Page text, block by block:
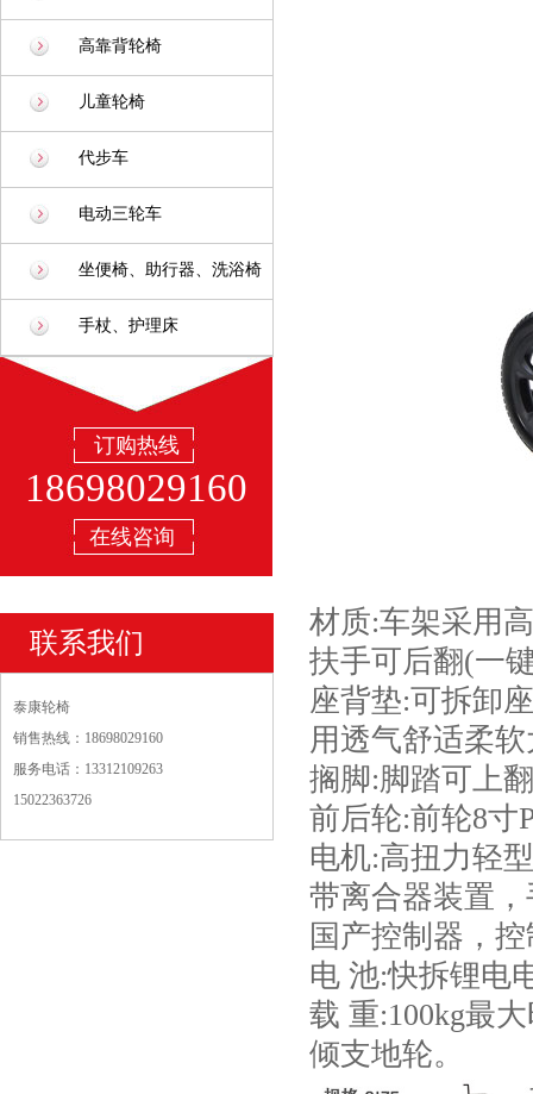
高靠背轮椅
儿童轮椅
代步车
电动三轮车
坐便椅、助行器、洗浴椅
手杖、护理床
订购热线
18698029160
在线咨询
联系我们
泰康轮椅
销售热线：18698029160
服务电话：13312109263
15022363726
材质:车架采用
扶手可后翻(一
座背垫:可拆卸
用透气舒适柔
搁脚:脚踏可上
前后轮:前轮8寸
电机:高扭力轻
带离合器装置
国产控制器，
电 池:快拆锂电
载 重:100kg最
倾支地轮。